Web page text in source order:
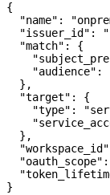
{
  "name"
:
  "issuer_id"
:
  "match"
: {
    "audience"
:
  },
  "target"
: {
    "type"
:
  },
  "workspace_id"
  "oauth_scope"
:
}